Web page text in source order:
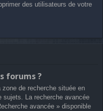
des utilisateurs de votre
forums ?
de recherche située en
sujets. La recherche avancée
avancée » disponible